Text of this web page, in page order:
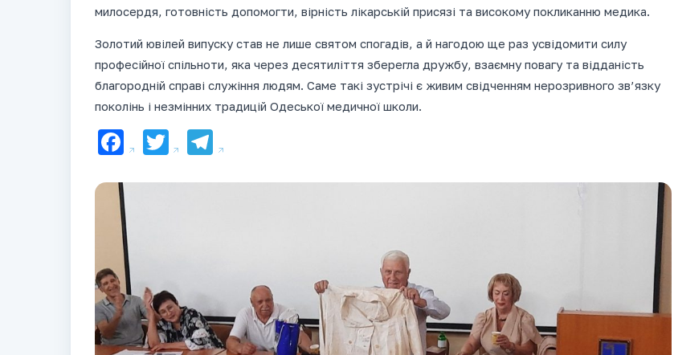
милосердя, готовність допомогти, вірність лікарській присязі та високому покликанню медика.
Золотий ювілей випуску став не лише святом спогадів, а й нагодою ще раз усвідомити силу
професійної спільноти, яка через десятиліття зберегла дружбу, взаємну повагу та відданість
благородній справі служіння людям. Саме такі зустрічі є живим свідченням нерозривного зв’язку
поколінь і незмінних традицій Одеської медичної школи.
Facebook
TwitterTelegram